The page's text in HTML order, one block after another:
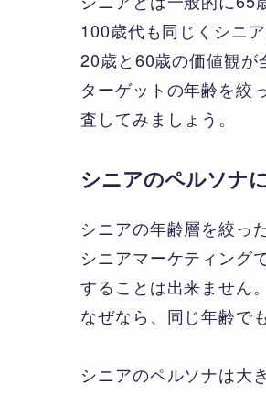
100歳代も同じくシニ
20歳と60歳の価値観が
ターゲットの年齢を絞
査してみましょう。
シニアのペルソナ
シニアの年齢層を絞っ
シニアマーケティング
することは出来ません。
なぜなら、同じ年齢で
シニアのペルソナは大